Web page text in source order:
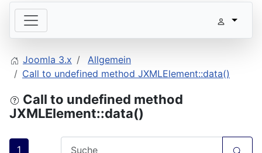
Joomla 3.x
Allgemein
Call to undefined method JXMLElement::data()
Call to undefined method
JXMLElement::data()
1